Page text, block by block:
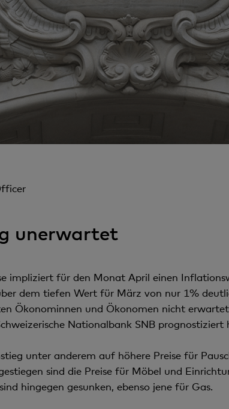
unerwartet
impliziert für den Monat April einen
dem tiefen Wert für März von nur 1%
Ökonominnen und Ökonomen nicht
Nationalbank SNB prognostiziert
unter anderem auf höhere Preise für
sind die Preise für Möbel und
hingegen gesunken, ebenso jene für Gas.